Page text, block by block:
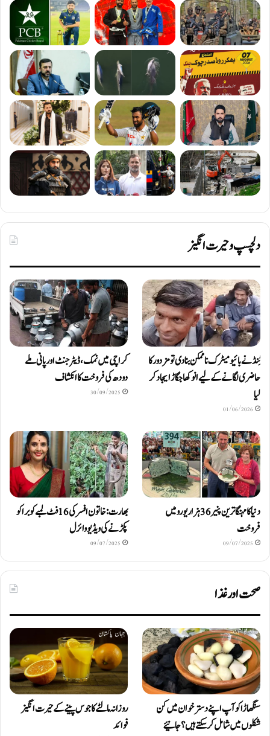
دلچسپ و حیرت انگیز
ٹِنڈ نے بائیومیٹرک ناممکن بنا دی تو مزدور کا
حاضری لگانے کے لیے انوکھا جگاڑ ایجاد کر
لیا
01/06/2026
کراچی میں نمک، ڈیٹرجنٹ اور پانی ملے
دودھ کی فروخت کا انکشاف
30/09/2025
دنیا کا مہنگا ترین پنیر 36 ہزار یورو میں
فروخت
09/07/2025
بھارت: خاتون افسر کی 16 فٹ لمبے کوبرا کو
پکڑنے کی ویڈیو وائرل
09/07/2025
صحت اور غذا
سنگھاڑا کو آپ اپنے دستر خوان میں کن
شکلوں میں شامل کرسکتے ہیں ؟ جانیئے
روزانہ مالٹے کا جوس پینے کے حیرت انگیز
فوائد